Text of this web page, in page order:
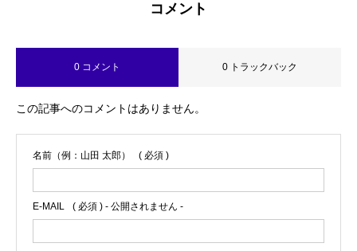
コメント
0 コメント 0 トラックバック
この記事へのコメントはありません。
名前（例：山田 太郎） ( 必須 )
E-MAIL ( 必須 ) - 公開されません -